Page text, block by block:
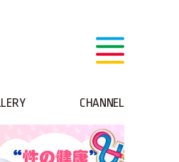
CHANNEL